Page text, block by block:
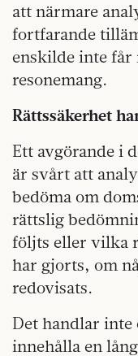
att närmare
fortfarande
enskilde inte får
resonemang.
Rättssäkerhet
Ett avgörande i
är svårt att
bedöma om
rättslig
följts eller vilka
har gjorts, om
redovisats.
Det handlar inte
innehålla en